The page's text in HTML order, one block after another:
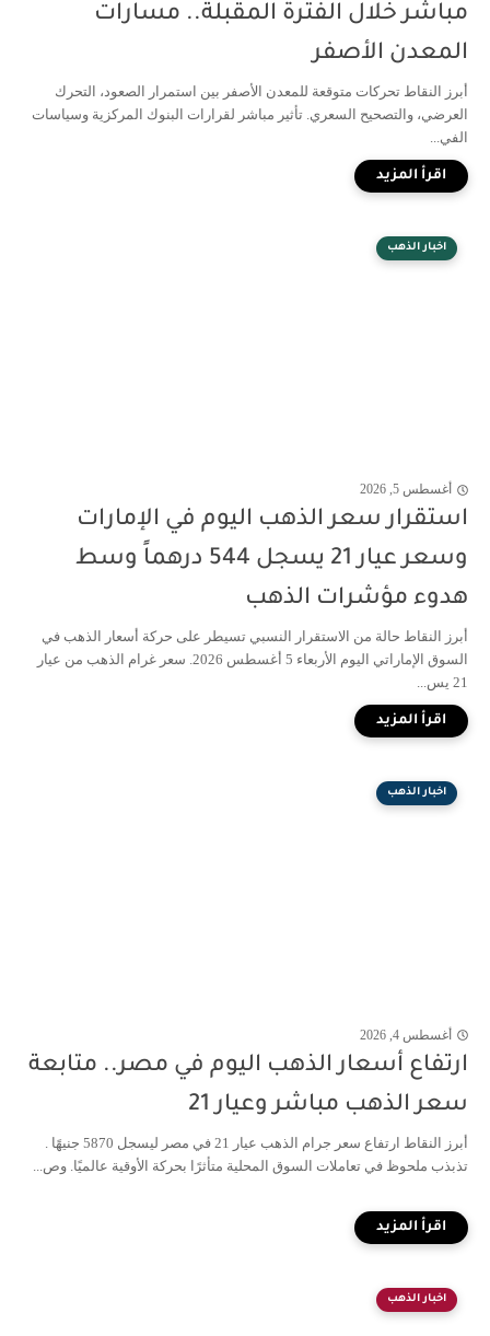
مباشر خلال الفترة المقبلة.. مسارات
المعدن الأصفر
أبرز النقاط تحركات متوقعة للمعدن الأصفر بين استمرار الصعود، التحرك
العرضي، والتصحيح السعري. تأثير مباشر لقرارات البنوك المركزية وسياسات
الفي...
اخبار الذهب
أغسطس 5, 2026
استقرار سعر الذهب اليوم في الإمارات
وسعر عيار 21 يسجل 544 درهماً وسط
هدوء مؤشرات الذهب
أبرز النقاط حالة من الاستقرار النسبي تسيطر على حركة أسعار الذهب في
السوق الإماراتي اليوم الأربعاء 5 أغسطس 2026. سعر غرام الذهب من عيار
21 يس...
اخبار الذهب
أغسطس 4, 2026
ارتفاع أسعار الذهب اليوم في مصر.. متابعة
سعر الذهب مباشر وعيار 21
أبرز النقاط ارتفاع سعر جرام الذهب عيار 21 في مصر ليسجل 5870 جنيهًا .
تذبذب ملحوظ في تعاملات السوق المحلية متأثرًا بحركة الأوقية عالميًا. وص...
اخبار الذهب